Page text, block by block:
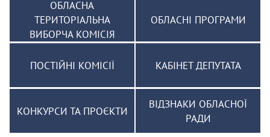
ОБЛАСНА
ТЕРИТОРІАЛЬНА
ВИБОРЧА КОМІСІЯ
ОБЛАСНІ ПРОГРАМИ
ПОСТІЙНІ КОМІСІЇ КАБІНЕТ ДЕПУТАТА
КОНКУРСИ ТА ПРОЄКТИ
ВІДЗНАКИ ОБЛАСНОЇ
РАДИ